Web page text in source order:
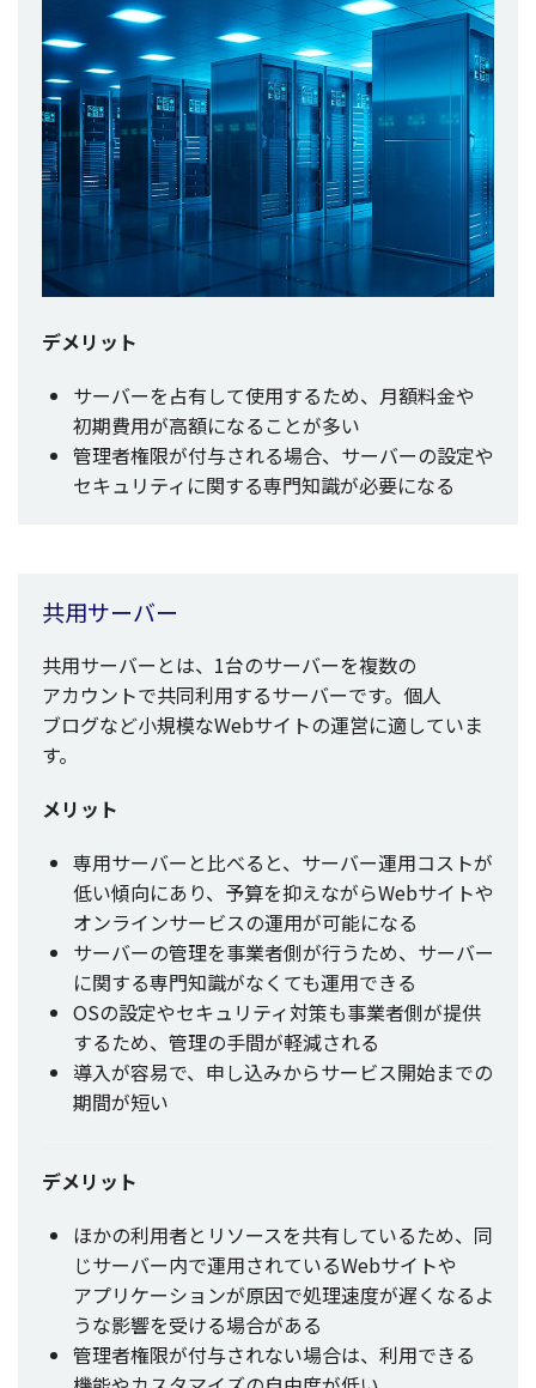
デメリット
サーバーを占有して使用するため、 月額料金や
初期費用が高額になることが多い
管理者権限が付与される場合、 サーバーの設定や
セキュリティ に関する専門知識が必要になる
共用サーバー
共用サーバー とは、1台のサーバーを複数の
アカウントで共同利用するサーバーです。 個人
ブログなど小規模なWebサイトの運営に適していま
す。
メリット
専用サーバー と比べると、 サーバー運用コストが
低い傾向にあり、 予算を抑えながらWebサイトや
オンラインサービスの運用が可能になる
サーバーの管理を事業者側が行うため、 サーバー
に関する専門知識がなくても運用できる
OSの設定やセキュリティ対策も事業者側が提供
するため、 管理の手間が軽減される
導入が容易で、申し込みからサービス開始までの
期間が短い
デメリット
ほかの利用者と リソースを共有しているため、同
じサーバー内で運用されているWebサイトや
アプリケーションが原因で処理速度が遅くなるよ
うな影響を受ける場合がある
管理者権限が付与されない場合は、 利用できる